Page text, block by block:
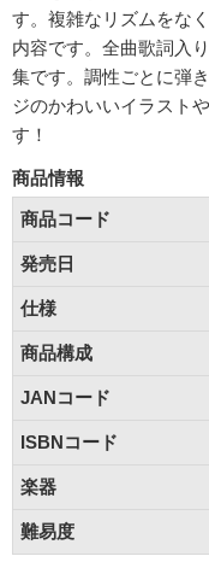
す。複雑なリズムをな
内容です。全曲歌詞入
集です。調性ごとに弾
ジのかわいいイラスト
す！
商品情報
商品コード
発売日
仕様
商品構成
JANコード
ISBNコード
楽器
難易度